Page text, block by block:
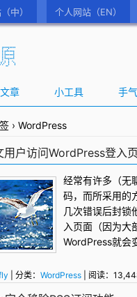
中） 个人网站（EN）
章 小工具 手
› WordPress
用户访问WordPress登入
经常有许多（无
码，而所采用的
几次错误后封锁
入页面 （因为
WordPress就会
| 分类： WordPress | 阅读：